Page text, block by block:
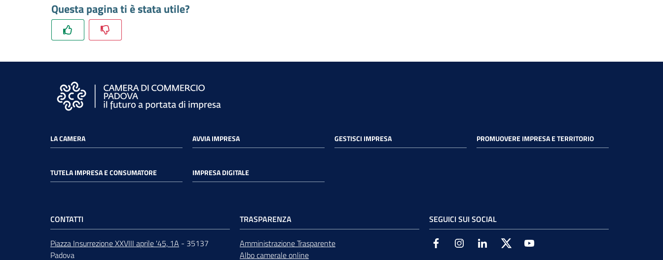
Questa pagina ti è stata utile?
LA CAMERA AVVIA IMPRESA GESTISCI IMPRESA PROMUOVERE IMPRESA E TERRITORIO
TUTELA IMPRESA E CONSUMATORE IMPRESA DIGITALE
CONTATTI
Piazza Insurrezione XXVIII aprile '45, 1A - 35137
Padova
TRASPARENZA
Amministrazione Trasparente
Albo camerale online
SEGUICI SUI SOCIAL
Facebook InstagramLinkedin Twitter